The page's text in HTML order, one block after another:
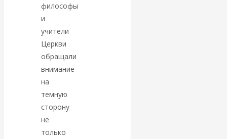
экономист
Валентин
Катасонов
считает, что
кризис в
банковской
философы
и
учители
Церкви
обращали
внимание
на
темную
сторону
не
только